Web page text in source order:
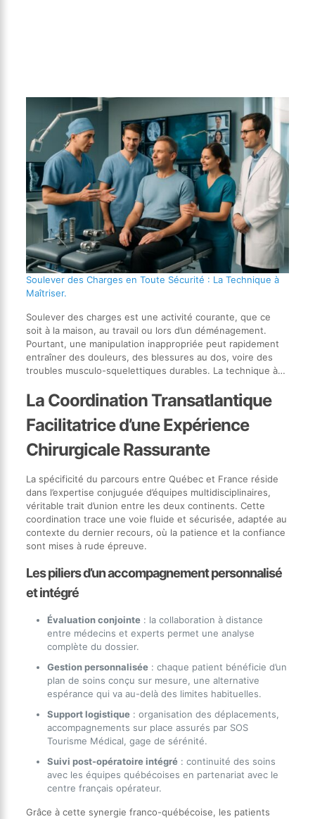
Soulever des Charges en Toute Sécurité : La Technique à
Maîtriser.
Soulever des charges est une activité courante, que ce
soit à la maison, au travail ou lors d’un déménagement.
Pourtant, une manipulation inappropriée peut rapidement
entraîner des douleurs, des blessures au dos, voire des
troubles musculo-squelettiques durables. La technique à…
La Coordination Transatlantique
Facilitatrice d’une Expérience
Chirurgicale Rassurante
La spécificité du parcours entre Québec et France réside
dans l’expertise conjuguée d’équipes multidisciplinaires,
véritable trait d’union entre les deux continents. Cette
coordination trace une voie fluide et sécurisée, adaptée au
contexte du dernier recours, où la patience et la confiance
sont mises à rude épreuve.
Les piliers d’un accompagnement personnalisé
et intégré
Évaluation conjointe: la collaboration à distance
entre médecins et experts permet une analyse
complète du dossier.
Gestion personnalisée: chaque patient bénéficie d’un
plan de soins conçu sur mesure, une alternative
espérance qui va au-delà des limites habituelles.
Support logistique: organisation des déplacements,
accompagnements sur place assurés par SOS
Tourisme Médical, gage de sérénité.
Suivi post-opératoire intégré: continuité des soins
avec les équipes québécoises en partenariat avec le
centre français opérateur.
Grâce à cette synergie franco-québécoise, les patients